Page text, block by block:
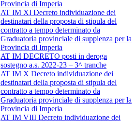
Provincia di Imperia
AT IM XI Decreto individuazione dei
destinatari della proposta di stipula del
contratto a tempo determinato da
Graduatoria provinciale di supplenza per la
Provincia di Imperia
AT IM DECRETO posti in deroga
sostegno a.s. 2022-23 – 3^ tranche
AT IM X Decreto individuazione dei
destinatari della proposta di stipula del
contratto a tempo determinato da
Graduatoria provinciale di supplenza per la
Provincia di Imperia
AT IM VIII Decreto individuazione dei